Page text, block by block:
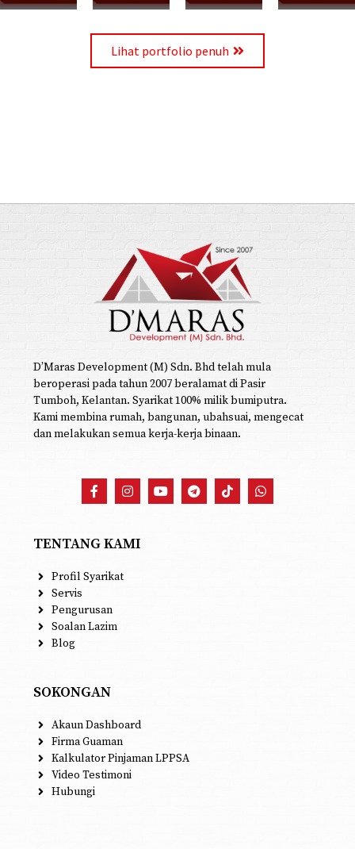
Lihat portfolio penuh
D’Maras Development (M) Sdn. Bhd telah mula
beroperasi pada tahun 2007 beralamat di Pasir
Tumboh, Kelantan. Syarikat 100% milik bumiputra.
Kami membina rumah, bangunan, ubahsuai, mengecat
dan melakukan semua kerja-kerja binaan.
TENTANG KAMI
Profil Syarikat
Servis
Pengurusan
Soalan Lazim
Blog
SOKONGAN
Akaun Dashboard
Firma Guaman
Kalkulator Pinjaman LPPSA
Video Testimoni
Hubungi